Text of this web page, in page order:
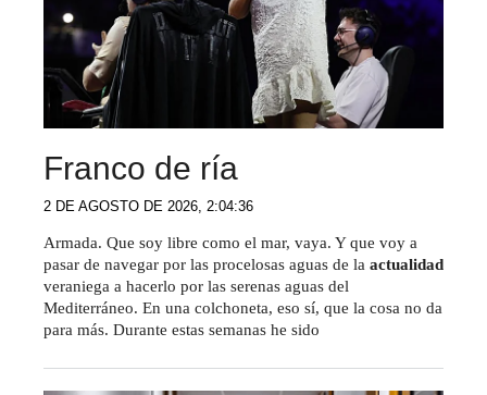
Franco de ría
2 DE AGOSTO DE 2026, 2:04:36
Armada. Que soy libre como el mar, vaya. Y que voy a
pasar de navegar por las procelosas aguas de la actualidad
veraniega a hacerlo por las serenas aguas del
Mediterráneo. En una colchoneta, eso sí, que la cosa no da
para más. Durante estas semanas he sido